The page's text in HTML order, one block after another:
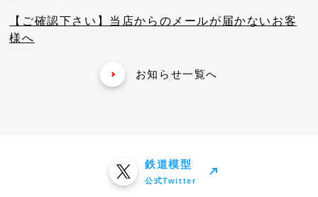
【ご確認下さい】当店からのメールが届かないお客
様へ
お知らせ一覧へ
鉄道模型
公式Twitter